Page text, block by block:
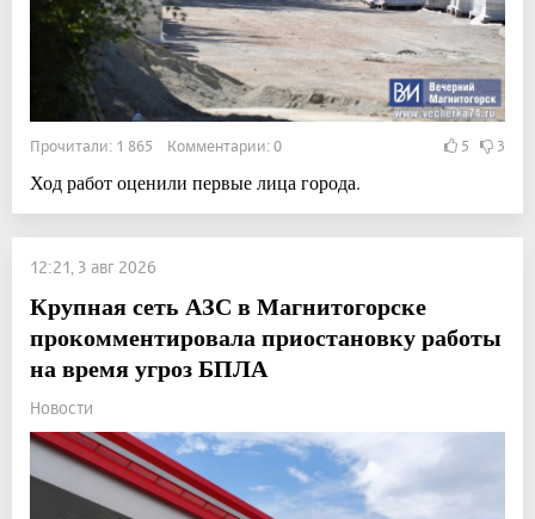
Прочитали: 1 865 Комментарии: 0 5 3
Ход работ оценили первые лица города.
12:21, 3 авг 2026
Крупная сеть АЗС в Магнитогорске
прокомментировала приостановку работы
на время угроз БПЛА
Новости